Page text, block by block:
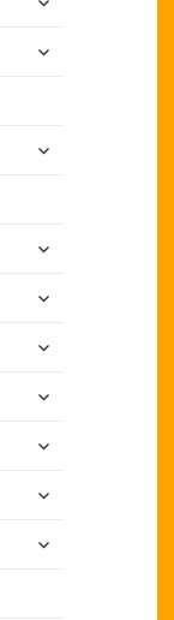
položky
zobrazit
zobrazit
zobrazit
položky
zobrazit
položky
zobrazit
položky
zobrazit
položky
zobrazit
položky
zobrazit
položky
zobrazit